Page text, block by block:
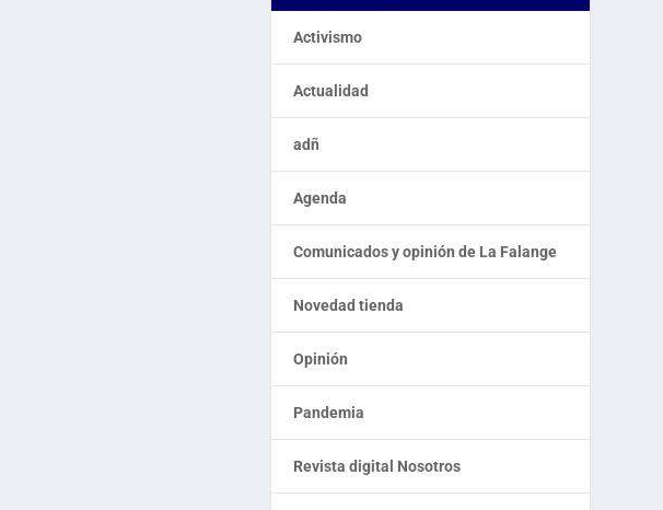
Activismo
Actualidad
adñ
Agenda
Comunicados y opinión de La Falange
Novedad tienda
Opinión
Pandemia
Revista digital Nosotros